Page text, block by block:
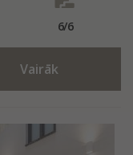
6/6
Vairāk